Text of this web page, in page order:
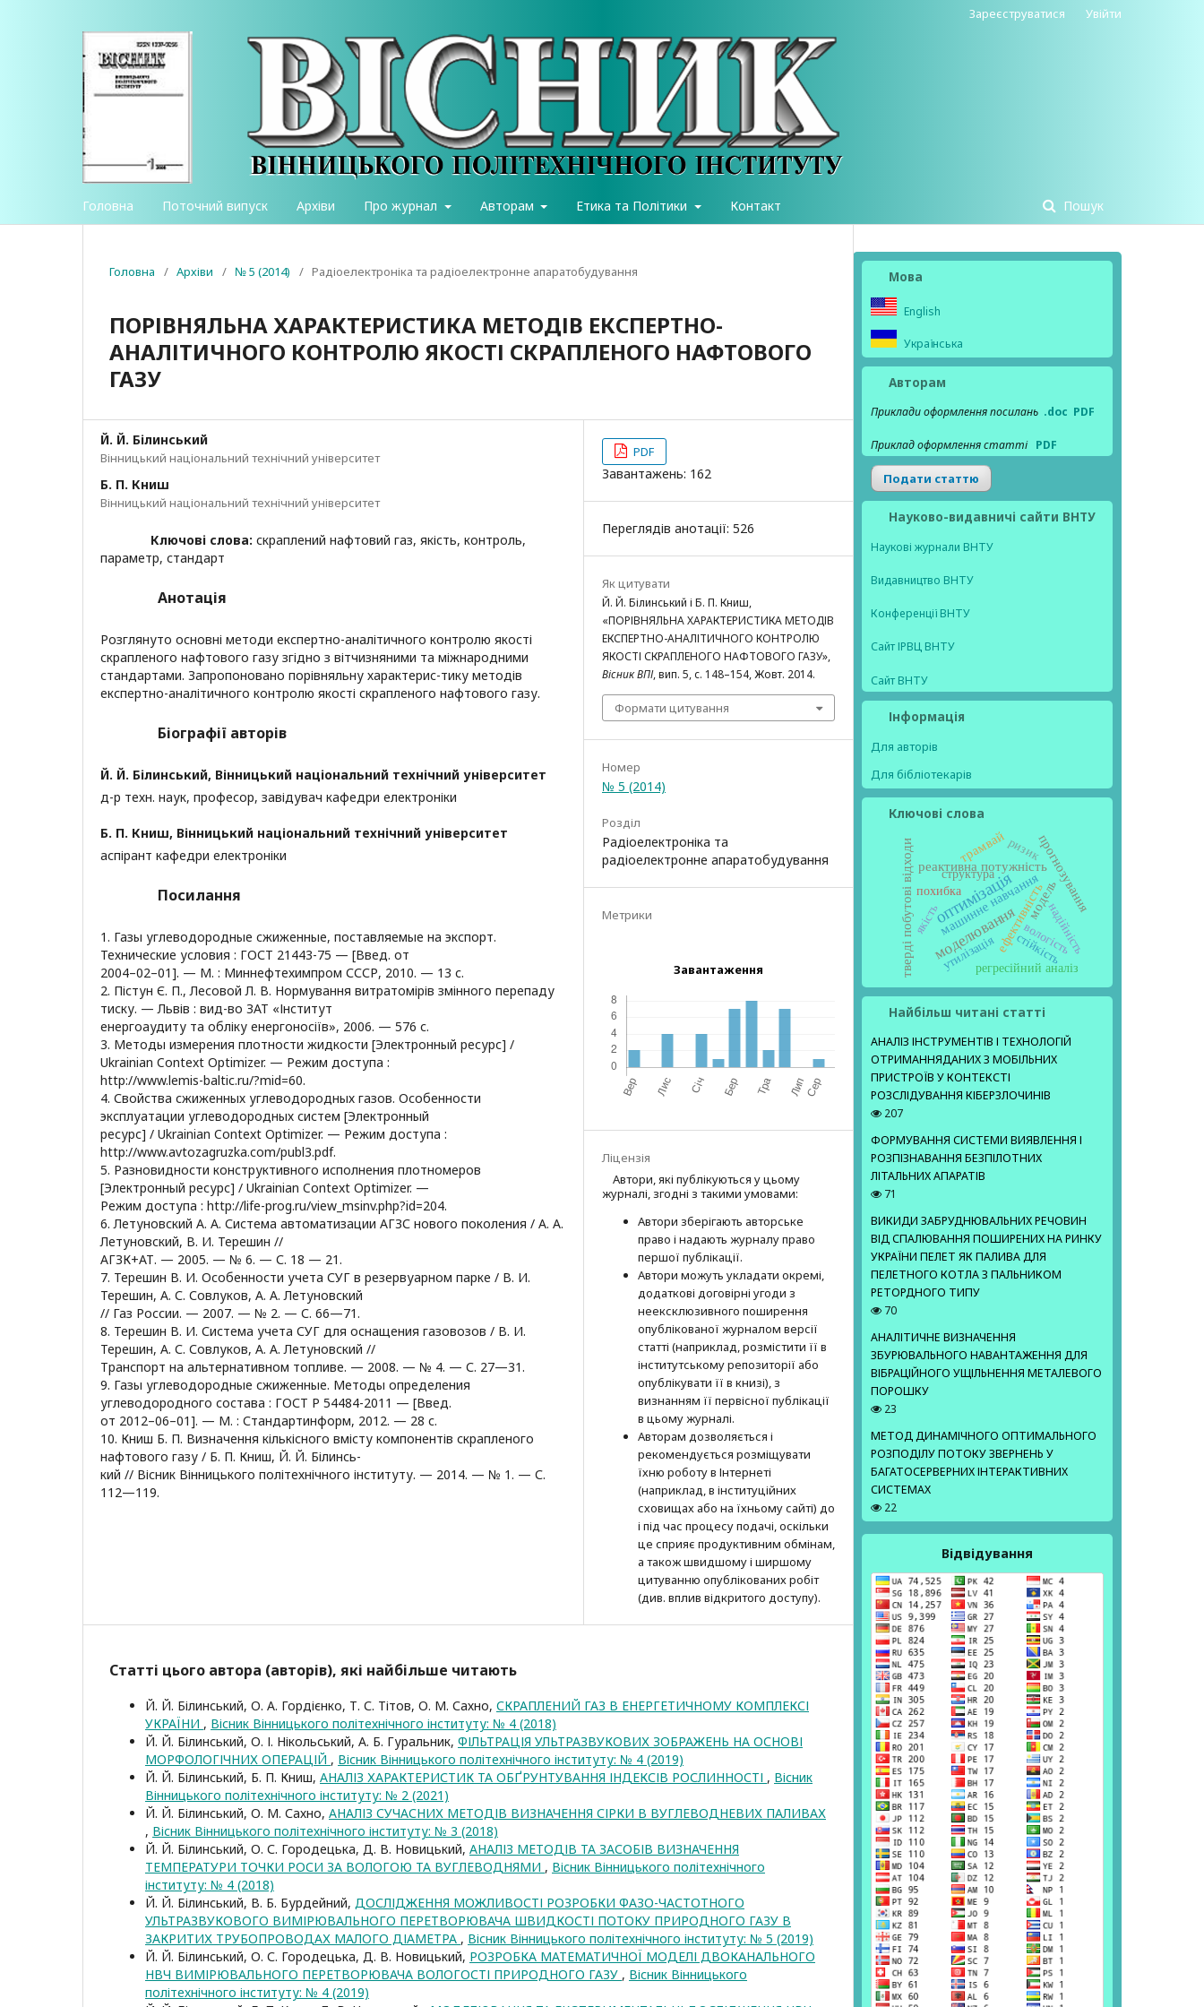
Головна Поточний випуск Архіви Про журнал Авторам Етика та Політики Контакт Пошук
Зареєструватися Увійти
Головна / Архіви / № 5 (2014) / Радіоелектроніка та радіоелектронне апаратобудування
ПОРІВНЯЛЬНА ХАРАКТЕРИСТИКА МЕТОДІВ ЕКСПЕРТНО-
АНАЛІТИЧНОГО КОНТРОЛЮ ЯКОСТІ СКРАПЛЕНОГО НАФТОВОГО
ГАЗУ
Й. Й. Білинський
Вінницький національний технічний університет
Б. П. Книш
Вінницький національний технічний університет
Ключові слова: скраплений нафтовий газ, якість, контроль,
параметр, стандарт
Анотація
Розглянуто основні методи експертно-аналітичного контролю якості
скрапленого нафтового газу згідно з вітчизняними та міжнародними
стандартами. Запропоновано порівняльну характерис-тику методів
експертно-аналітичного контролю якості скрапленого нафтового газу.
Біографії авторів
Й. Й. Білинський, Вінницький національний технічний університет
д-р техн. наук, професор, завідувач кафедри електроніки
Б. П. Книш, Вінницький національний технічний університет
аспірант кафедри електроніки
Посилання
1. Газы углеводородные сжиженные, поставляемые на экспорт.
Технические условия : ГОСТ 21443-75 — [Введ. от
2004–02–01]. — М. : Миннефтехимпром СССР, 2010. — 13 с.
2. Пістун Є. П., Лесовой Л. В. Нормування витратомірів змінного перепаду
тиску. — Львів : вид-во ЗАТ «Інститут
енергоаудиту та обліку енергоносіїв», 2006. — 576 с.
3. Методы измерения плотности жидкости [Электронный ресурс] /
Ukrainian Context Optimizer. — Режим доступа :
http://www.lemis-baltic.ru/?mid=60.
4. Свойства сжиженных углеводородных газов. Особенности
эксплуатации углеводородных систем [Электронный
ресурс] / Ukrainian Context Optimizer. — Режим доступа :
http://www.avtozagruzka.com/publ3.pdf.
5. Разновидности конструктивного исполнения плотномеров
[Электронный ресурс] / Ukrainian Context Optimizer. —
Режим доступа : http://life-prog.ru/view_msinv.php?id=204.
6. Летуновский А. А. Система автоматизации АГЗС нового поколения / А. А.
Летуновский, В. И. Терешин //
АГЗК+АТ. — 2005. — № 6. — С. 18 — 21.
7. Терешин В. И. Особенности учета СУГ в резервуарном парке / В. И.
Терешин, А. С. Совлуков, А. А. Летуновский
// Газ России. — 2007. — № 2. — С. 66—71.
8. Терешин В. И. Система учета СУГ для оснащения газовозов / В. И.
Терешин, А. С. Совлуков, А. А. Летуновский //
Транспорт на альтернативном топливе. — 2008. — № 4. — С. 27—31.
9. Газы углеводородные сжиженные. Методы определения
углеводородного состава : ГОСТ Р 54484-2011 — [Введ.
от 2012–06–01]. — М. : Стандартинформ, 2012. — 28 с.
10. Книш Б. П. Визначення кількісного вмісту компонентів скрапленого
нафтового газу / Б. П. Книш, Й. Й. Білинсь-
кий // Вісник Вінницького політехнічного інституту. — 2014. — № 1. — С.
112—119.
PDF
Завантажень: 162
Переглядів анотації: 526
Як цитувати
Й. Й. Білинський і Б. П. Книш,
«ПОРІВНЯЛЬНА ХАРАКТЕРИСТИКА МЕТОДІВ
ЕКСПЕРТНО-АНАЛІТИЧНОГО КОНТРОЛЮ
ЯКОСТІ СКРАПЛЕНОГО НАФТОВОГО ГАЗУ»,
Вісник ВПІ, вип. 5, с. 148–154, Жовт. 2014.
Формати цитування
Номер
№ 5 (2014)
Розділ
Радіоелектроніка та
радіоелектронне апаратобудування
Метрики
Завантаження
Ліцензія
Автори, які публікуються у цьому
журналі, згодні з такими умовами:
Автори зберігають авторське
право і надають журналу право
першої публі­кації.
Автори можуть укладати окремі,
додат­кові договірні угоди з
неексклюзив­ного поширення
опублікованої журналом версії
статті (наприклад, розмістити її в
інститутському репозиторії або
опубліку­вати її в книзі), з
визнанням її первісної публікації
в цьому журналі.
Авторам дозволяється і
рекомендується розміщувати
їхню роботу в Інтернеті
(наприклад, в інституційних
сховищах або на їхньому сайті) до
і під час процесу подачі, оскільки
це сприяє продуктивним обмінам,
а також швидшому і ширшому
цитуванню опубліко­ва­них робіт
(див. вплив відкритого доступу).
Статті цього автора (авторів), які найбільше читають
Й. Й. Білинський, О. А. Гордієнко, Т. С. Тітов, О. М. Сахно, СКРАПЛЕНИЙ ГАЗ В ЕНЕРГЕТИЧНОМУ КОМПЛЕКСІ
УКРАЇНИ , Вісник Вінницького політехнічного інституту: № 4 (2018)
Й. Й. Білинський, О. І. Нікольський, А. Б. Гуральник, ФІЛЬТРАЦІЯ УЛЬТРАЗВУКОВИХ ЗОБРАЖЕНЬ НА ОСНОВІ
МОРФОЛОГІЧНИХ ОПЕРАЦІЙ , Вісник Вінницького політехнічного інституту: № 4 (2019)
Й. Й. Білинський, Б. П. Книш, АНАЛІЗ ХАРАКТЕРИСТИК ТА ОБҐРУНТУВАННЯ ІНДЕКСІВ РОСЛИННОСТІ , Вісник
Вінницького політехнічного інституту: № 2 (2021)
Й. Й. Білинський, О. М. Сахно, АНАЛІЗ СУЧАСНИХ МЕТОДІВ ВИЗНАЧЕННЯ СІРКИ В ВУГЛЕВОДНЕВИХ ПАЛИВАХ
, Вісник Вінницького політехнічного інституту: № 3 (2018)
Й. Й. Білинський, О. С. Городецька, Д. В. Новицький, АНАЛІЗ МЕТОДІВ ТА ЗАСОБІВ ВИЗНАЧЕННЯ
ТЕМПЕРАТУРИ ТОЧКИ РОСИ ЗА ВОЛОГОЮ ТА ВУГЛЕВОДНЯМИ , Вісник Вінницького політехнічного
інституту: № 4 (2018)
Й. Й. Білинський, В. Б. Бурдейний, ДОСЛІДЖЕННЯ МОЖЛИВОСТІ РОЗРОБКИ ФАЗО-ЧАСТОТНОГО
УЛЬТРАЗВУКОВОГО ВИМІРЮВАЛЬНОГО ПЕРЕТВОРЮВАЧА ШВИДКОСТІ ПОТОКУ ПРИРОДНОГО ГАЗУ В
ЗАКРИТИХ ТРУБОПРОВОДАХ МАЛОГО ДІАМЕТРА , Вісник Вінницького політехнічного інституту: № 5 (2019)
Й. Й. Білинський, О. С. Городецька, Д. В. Новицький, РОЗРОБКА МАТЕМАТИЧНОЇ МОДЕЛІ ДВОКАНАЛЬНОГО
НВЧ ВИМІРЮВАЛЬНОГО ПЕРЕТВОРЮВАЧА ВОЛОГОСТІ ПРИРОДНОГО ГАЗУ , Вісник Вінницького
політехнічного інституту: № 4 (2019)
Мова
English
Українська
Авторам
Приклади оформлення посилань .doc PDF
Приклад оформлення статті PDF
Подати статтю
Науково-видавничі сайти ВНТУ
Наукові журнали ВНТУ
Видавництво ВНТУ
Конференції ВНТУ
Сайт ІРВЦ ВНТУ
Сайт ВНТУ
Інформація
Для авторів
Для бібліотекарів
Ключові слова
оптимізація
моделювання
реактивна потужність
ефективність
машинне навчаннямодель
тверді побутові відходи прогнозування
трамвай
вологість
ризик
структура
стійкість
регресійний аналіз
якість надійність
похибка
утилізація
Найбільш читані статті
АНАЛІЗ ІНСТРУМЕНТІВ І ТЕХНОЛОГІЙ
ОТРИМАННЯДАНИХ З МОБІЛЬНИХ
ПРИСТРОЇВ У КОНТЕКСТІ
РОЗСЛІДУВАННЯ КІБЕРЗЛОЧИНІВ
207
ФОРМУВАННЯ СИСТЕМИ ВИЯВЛЕННЯ І
РОЗПІЗНАВАННЯ БЕЗПІЛОТНИХ
ЛІТАЛЬНИХ АПАРАТІВ
71
ВИКИДИ ЗАБРУДНЮВАЛЬНИХ РЕЧОВИН
ВІД СПАЛЮВАННЯ ПОШИРЕНИХ НА РИНКУ
УКРАЇНИ ПЕЛЕТ ЯК ПАЛИВА ДЛЯ
ПЕЛЕТНОГО КОТЛА З ПАЛЬНИКОМ
РЕТОРДНОГО ТИПУ
70
АНАЛІТИЧНЕ ВИЗНАЧЕННЯ
ЗБУРЮВАЛЬНОГО НАВАНТАЖЕННЯ ДЛЯ
ВІБРАЦІЙНОГО УЩІЛЬНЕННЯ МЕТАЛЕВОГО
ПОРОШКУ
23
МЕТОД ДИНАМІЧНОГО ОПТИМАЛЬНОГО
РОЗПОДІЛУ ПОТОКУ ЗВЕРНЕНЬ У
БАГАТОСЕРВЕРНИХ ІНТЕРАКТИВНИХ
СИСТЕМАХ
22
Відвідування